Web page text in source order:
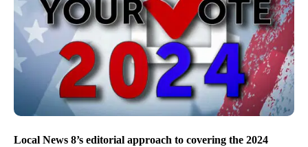
Local News 8’s editorial approach to covering the 2024